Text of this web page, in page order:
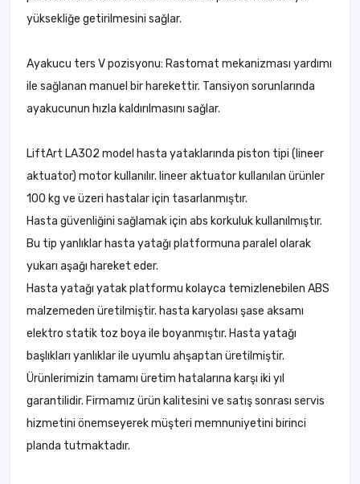
yüksekliğe getirilmesini sağlar.
Ayakucu ters V pozisyonu: Rastomat mekanizması yardımı
ile sağlanan manuel bir harekettir. Tansiyon sorunlarında
ayakucunun hızla kaldırılmasını sağlar.
LiftArt LA302 model hasta yataklarında piston tipi (lineer
aktuator) motor kullanılır. lineer aktuator kullanılan ürünler
100 kg ve üzeri hastalar için tasarlanmıştır.
Hasta güvenliğini sağlamak için abs korkuluk kullanılmıştır.
Bu tip yanlıklar hasta yatağı platformuna paralel olarak
yukarı aşağı hareket eder.
Hasta yatağı yatak platformu kolayca temizlenebilen ABS
malzemeden üretilmiştir. hasta karyolası şase aksamı
elektro statik toz boya ile boyanmıştır. Hasta yatağı
başlıkları yanlıklar ile uyumlu ahşaptan üretilmiştir.
Ürünlerimizin tamamı üretim hatalarına karşı iki yıl
garantilidir. Firmamız ürün kalitesini ve satış sonrası servis
hizmetini önemseyerek müşteri memnuniyetini birinci
planda tutmaktadır.